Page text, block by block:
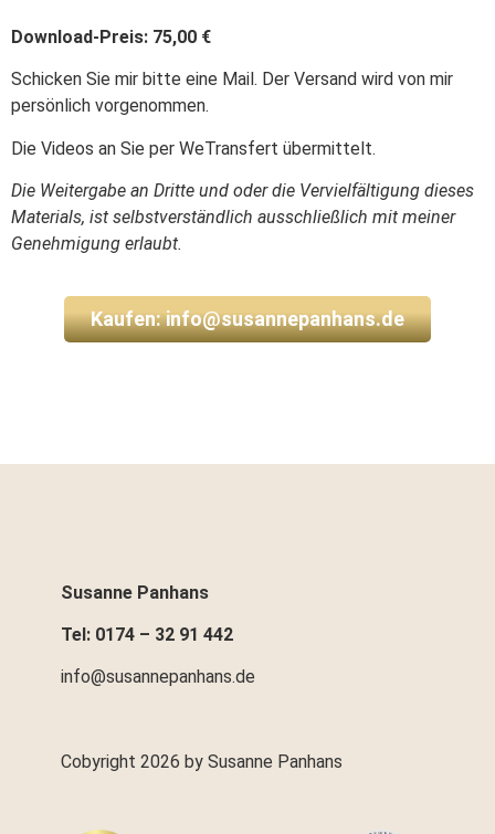
Download-Preis: 75,00 €
Schicken Sie mir bitte eine Mail. Der Versand wird von mir
persönlich vorgenommen.
Die Videos an Sie per WeTransfert übermittelt.
Die Weitergabe an Dritte und oder die Vervielfältigung dieses
Materials, ist selbstverständlich ausschließlich mit meiner
Genehmigung erlaubt.
Kaufen: info@susannepanhans.de
Susanne Panhans
Tel: 0174 – 32 91 442
info@susannepanhans.de
Cobyright 2026 by Susanne Panhans